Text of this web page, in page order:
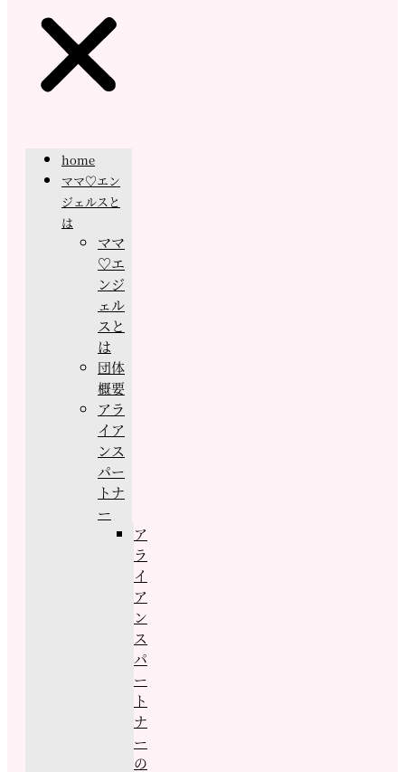
home
ママ♡エン
ジェルスと
は
ママ
♡エ
ンジ
ェル
スと
は
団体
概要
アラ
イア
ンス
パー
トナ
ー
ア
ラ
イ
ア
ン
ス
パ
ー
ト
ナ
ー
の